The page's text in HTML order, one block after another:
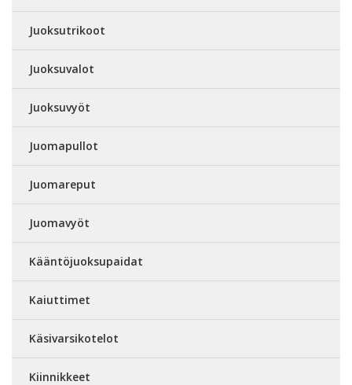
Juoksutrikoot
Juoksuvalot
Juoksuvyöt
Juomapullot
Juomareput
Juomavyöt
Kääntöjuoksupaidat
Kaiuttimet
Käsivarsikotelot
Kiinnikkeet